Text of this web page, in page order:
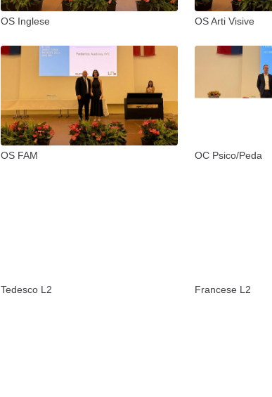
OS Inglese OS Arti Visive
OS FAM OC Psico/Peda
Tedesco L2 Francese L2